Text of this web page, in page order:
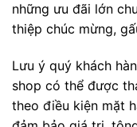
những ưu đãi lớn
thiệp chúc mừng,
Lưu ý quý khách
shop có thể được
theo điều kiện mặt